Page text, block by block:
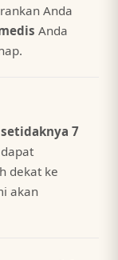
Anda
Anda
setidaknya 7
dekat ke
akan